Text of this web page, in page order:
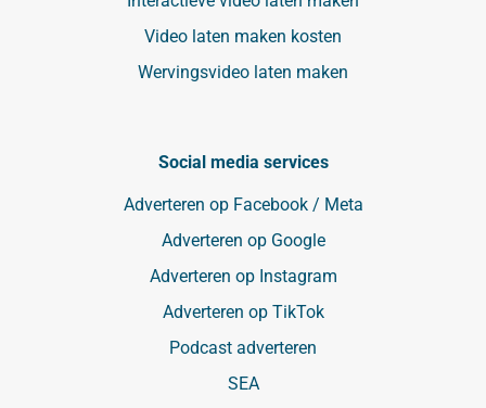
Video laten maken kosten
Wervingsvideo laten maken
Social media services
Adverteren op Facebook / Meta
Adverteren op Google
Adverteren op Instagram
Adverteren op TikTok
Podcast adverteren
SEA